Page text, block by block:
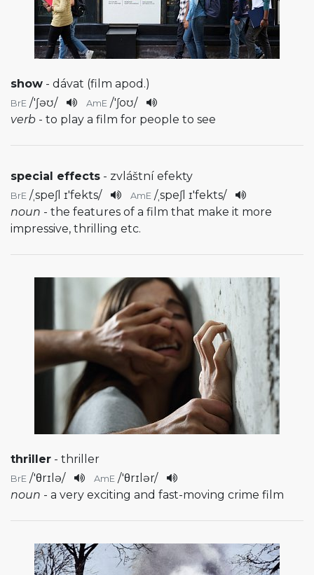
show - dávat (film apod.)
BrE /'ʃəʊ/ AmE /'ʃoʊ/
verb - to play a film for people to see
special effects - zvláštní efekty
BrE /ˌspeʃl ɪ'fekts/ AmE /ˌspeʃl ɪ'fekts/
noun - the features of a film that make it more
impressive, thrilling etc.
thriller - thriller
BrE /'θrɪlə/ AmE /'θrɪlər/
noun - a very exciting and fast-moving crime film